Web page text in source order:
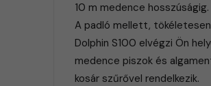
10 m medence hosszúságig.
A padló mellett,
Dolphin S100 elvégzi Ön
medence piszok és
kosár szűrővel rendelkezik.